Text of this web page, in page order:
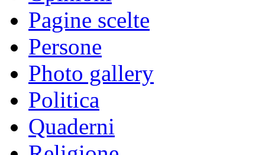
Pagine scelte
Persone
Photo gallery
Politica
Quaderni